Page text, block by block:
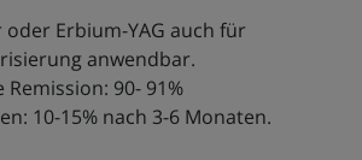
oder Erbium-YAG auch für
anwendbar.
90- 91%
10-15% nach 3-6 Monaten.